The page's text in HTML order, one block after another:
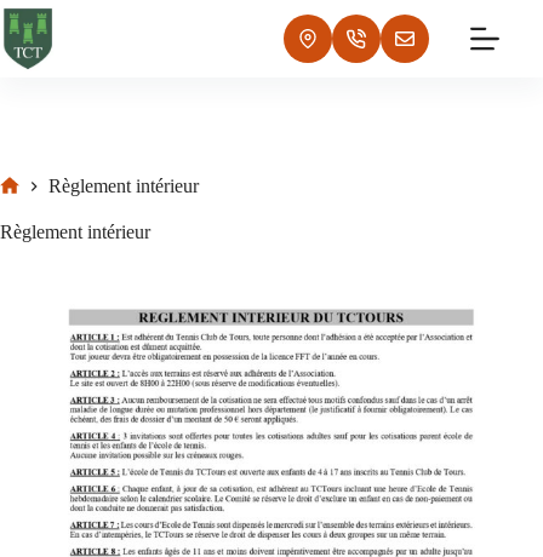
Règlement intérieur
Règlement intérieur